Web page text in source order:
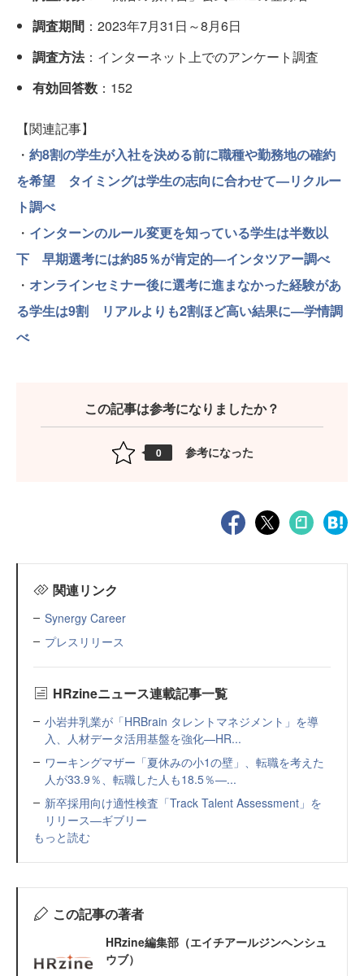
調査期間 ：2023年7月31日～8月6日
調査方法：インターネット上でのアンケート調査
有効回答数 ：152
【関連記事】
・ 約8割の学生が入社を決める前に職種や勤務地の確約
を希望 タイミングは学生の志向に合わせて—リクルー
ト調べ
・ インターンのルール変更を知っている学生は半数以
下 早期選考には約85％が肯定的—インタツアー調べ
・ オンラインセミナー後に選考に進まなかった経験があ
る学生は9割 リアルよりも2割ほど高い結果に—学情調
べ
この記事は参考になりましたか？
0 参考になった
関連リンク
Synergy Career
プレスリリース
HRzineニュース連載記事一覧
小岩井乳業が「HRBrain タレントマネジメント」を導
入、人材データ活用基盤を強化—HR...
ワーキングマザー「夏休みの小1の壁」、転職を考えた
人が33.9％、転職した人も18.5％—...
新卒採用向け適性検査「Track Talent Assessment」を
リリース—ギブリー
もっと読む
この記事の著者
HRzine編集部（エイチアールジンヘンシュ
ウブ）